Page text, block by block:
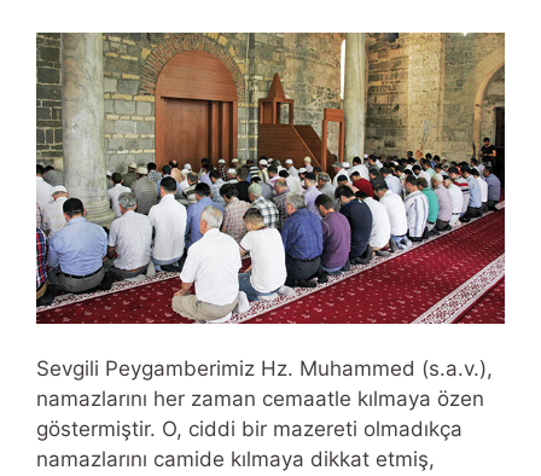
Sevgili Peygamberimiz Hz. Muhammed (s.a.v.),
namazlarını her zaman cemaatle kılmaya özen
göstermiştir. O, ciddi bir mazereti olmadıkça
namazlarını camide kılmaya dikkat etmiş,